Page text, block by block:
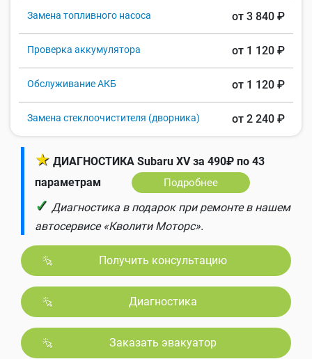
Замена топливного насоса от 3 840 ₽
Проверка аккумулятора от 1 120 ₽
Обслуживание АКБ от 1 120 ₽
Замена стеклоочистителя (дворника) от 2 240 ₽
★ ДИАГНОСТИКА Subaru XV за 490₽ по 43
параметрам
Подробнее
✓ Диагностика в подарок при ремонте в нашем
автосервисе «Кволити Моторс».
Получить консультацию
Диагностика
Заказать эвакуатор